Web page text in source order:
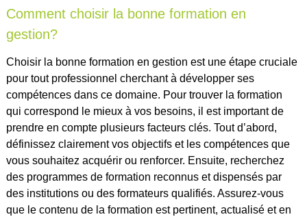
Comment choisir la bonne formation en
gestion?
Choisir la bonne formation en gestion est une étape cruciale
pour tout professionnel cherchant à développer ses
compétences dans ce domaine. Pour trouver la formation
qui correspond le mieux à vos besoins, il est important de
prendre en compte plusieurs facteurs clés. Tout d’abord,
définissez clairement vos objectifs et les compétences que
vous souhaitez acquérir ou renforcer. Ensuite, recherchez
des programmes de formation reconnus et dispensés par
des institutions ou des formateurs qualifiés. Assurez-vous
que le contenu de la formation est pertinent, actualisé et en